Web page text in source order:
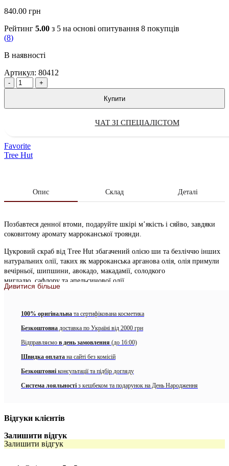
840.00 грн
Рейтинг 5.00 з 5 на основі опитування 8 покупців
(8)
В наявності
Артикул: 80412
Quantity
Купити
ЧАТ ЗІ СПЕЦІАЛІСТОМ
Favorite
Tree Hut
Опис Склад Деталі
Позбавтеся денної втоми, подаруйте шкірі м’якість і сяйво, завдяки
соковитому аромату марроканської троянди.
Цукровий скраб від Tree Hut збагачений олією ши та безліччю інших
натуральних олії, таких як марроканська арганова олія, олія примули
вечірньої, шипшини, авокадо, макадамії, солодкого
мигдалю, сафлору та апельсинової олії.
Нанесіть скраб на вологу або суху шкіру круговими рухами для
рівномірного покриття та ефективності відлущування. Ретельно
Обʼєм: 510 гр
Дивитися більше
100% оригінальна та сертифікована косметика
Безкоштовна доставка по Україні від 2000 грн
Відправляємо в день замовлення (до 16:00)
Швидка оплата на сайті без комісій
Безкоштовні консультації та підбір догляду
Система лояльності з кешбеком та подарунок на День Народження
Відгуки клієнтів
Залишити відгук
Залишити відгук